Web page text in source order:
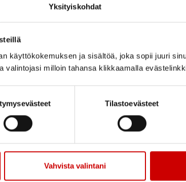
Yksityiskohdat
käyttökokemuksen ja sisältöä, joka sopii juuri
valintojasi milloin tahansa klikkaamalla
Tilastoevästeet
Vahvista valintani
kertoi